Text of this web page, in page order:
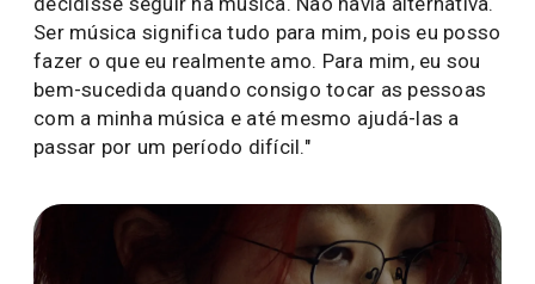
Ser música significa tudo para mim, pois eu posso
fazer o que eu realmente amo. Para mim, eu sou
bem-sucedida quando consigo tocar as pessoas
com a minha música e até mesmo ajudá-las a
passar por um período difícil."